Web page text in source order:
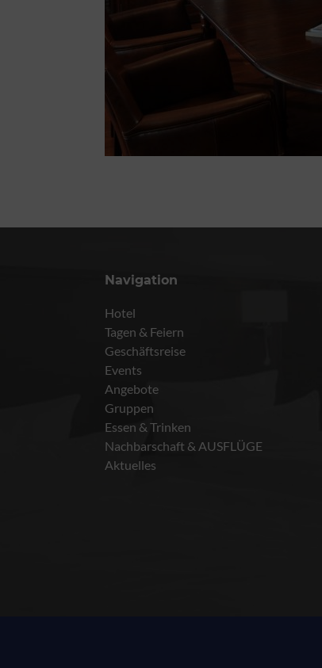
Navigation
Hotel
Tagen & Feiern
Geschäftsreise
Events
Angebote
Gruppen
Essen & Trinken
Nachbarschaft & AUSFLÜGE
Aktuelles